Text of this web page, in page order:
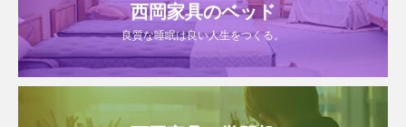
西岡家具のベッド
良質な睡眠は良い人生をつくる。